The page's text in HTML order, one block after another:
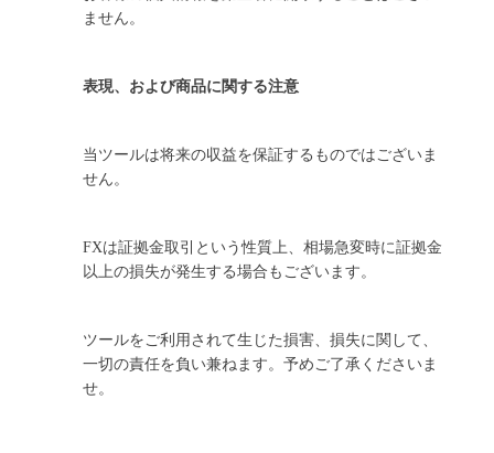
ません。
表現、および商品に関する注意
当ツールは将来の収益を保証するものではございま
せん。
FXは証拠金取引という性質上、相場急変時に証拠金
以上の損失が発生する場合もございます。
ツールをご利用されて生じた損害、損失に関して、
一切の責任を負い兼ねます。予めご了承くださいま
せ。